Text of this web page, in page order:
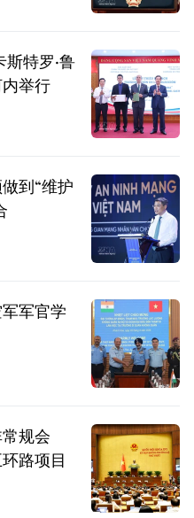
斯特罗·鲁
举行
到“维护
军官学
规会
路项目